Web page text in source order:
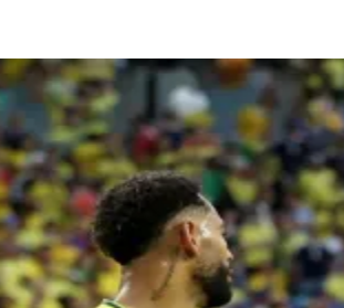
Jardim São SilvestreJardim SilveiraJardim
MutingaNova Aldeinha Osasco
Parque dos
Parque Santa LuziaParque Viana
Pirapora
PhrynéaSantana de
Vale do Sol Vila BarrosVila Boa VistaVila
NovoVila MárciaVila Nossa Sra. da
Novo